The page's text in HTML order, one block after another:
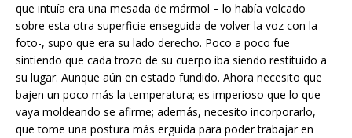
que intuía era una mesada de mármol – lo había volcado
sobre esta otra superficie enseguida de volver la voz con la
foto-, supo que era su lado derecho. Poco a poco fue
sintiendo que cada trozo de su cuerpo iba siendo restituido a
su lugar. Aunque aún en estado fundido. Ahora necesito que
bajen un poco más la temperatura; es imperioso que lo que
vaya moldeando se afirme; además, necesito incorporarlo,
que tome una postura más erguida para poder trabajar en